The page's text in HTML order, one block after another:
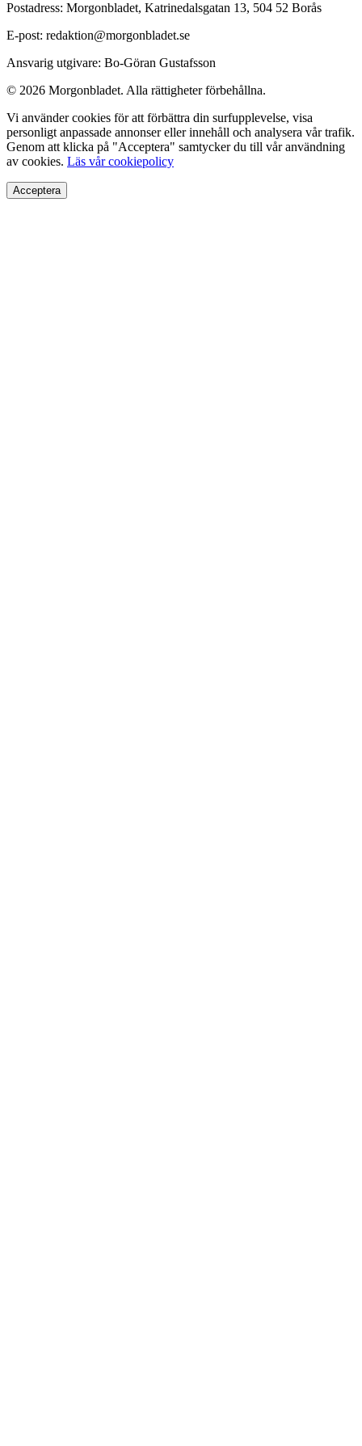
Postadress: Morgonbladet, Katrinedalsgatan 13, 504 52 Borås
E-post: redaktion@morgonbladet.se
Ansvarig utgivare: Bo-Göran Gustafsson
© 2026 Morgonbladet. Alla rättigheter förbehållna.
Vi använder cookies för att förbättra din surfupplevelse, visa
personligt anpassade annonser eller innehåll och analysera vår trafik.
Genom att klicka på "Acceptera" samtycker du till vår användning
av cookies. Läs vår cookiepolicy
Acceptera